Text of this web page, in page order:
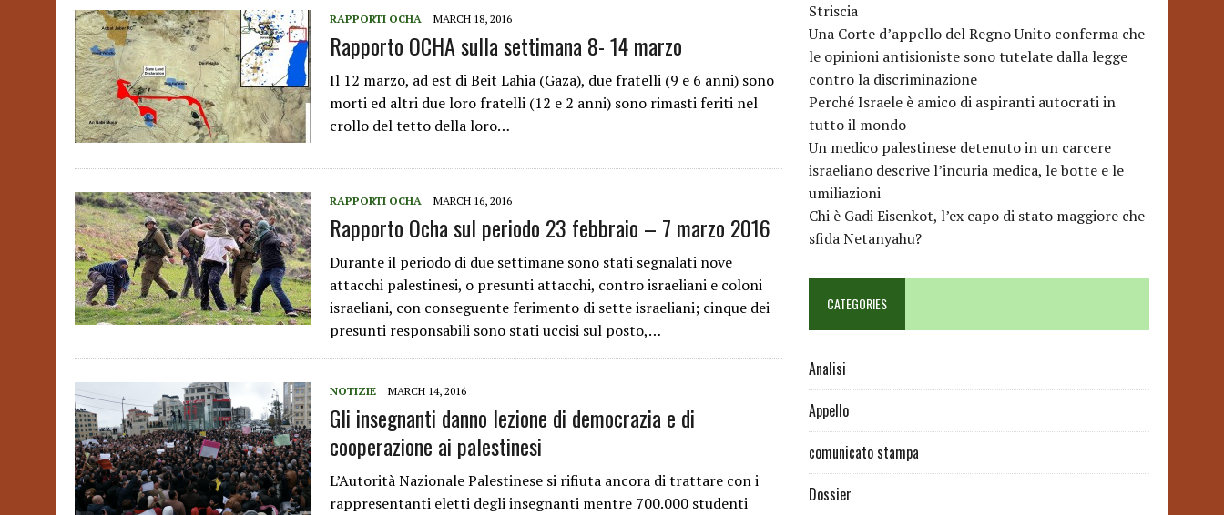
RAPPORTI OCHA MARCH 18, 2016
Rapporto OCHA sulla settimana 8- 14 marzo
Il 12 marzo, ad est di Beit Lahia (Gaza), due fratelli (9 e 6 anni) sono
morti ed altri due loro fratelli (12 e 2 anni) sono rimasti feriti nel
crollo del tetto della loro…
RAPPORTI OCHA MARCH 16, 2016
Rapporto Ocha sul periodo 23 febbraio – 7 marzo 2016
Durante il periodo di due settimane sono stati segnalati nove
attacchi palestinesi, o presunti attacchi, contro israeliani e coloni
israeliani, con conseguente ferimento di sette israeliani; cinque dei
presunti responsabili sono stati uccisi sul posto,…
NOTIZIE MARCH 14, 2016
Gli insegnanti danno lezione di democrazia e di
cooperazione ai palestinesi
L’Autorità Nazionale Palestinese si rifiuta ancora di trattare con i
rappresentanti eletti degli insegnanti mentre 700.000 studenti
Striscia
Una Corte d’appello del Regno Unito conferma che
le opinioni antisioniste sono tutelate dalla legge
contro la discriminazione
Perché Israele è amico di aspiranti autocrati in
tutto il mondo
Un medico palestinese detenuto in un carcere
israeliano descrive l’incuria medica, le botte e le
umiliazioni
Chi è Gadi Eisenkot, l’ex capo di stato maggiore che
sfida Netanyahu?
CATEGORIES
Analisi
Appello
comunicato stampa
Dossier